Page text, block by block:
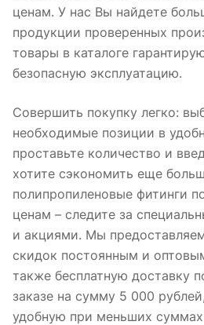
ценам. У нас Вы найдете
продукции проверенных
товары в каталоге
безопасную эксплуатацию.
Совершить покупку легко:
необходимые позиции в
проставьте количество и
хотите сэкономить еще
полипропиленовые фитинги
ценам – следите за
и акциями. Мы
скидок постоянным и
также бесплатную доставку
заказе на сумму 5 000
удобную при меньших